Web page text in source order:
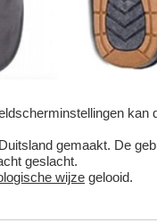
kan
gemaakt. De
geslacht.
wijze gelooid.